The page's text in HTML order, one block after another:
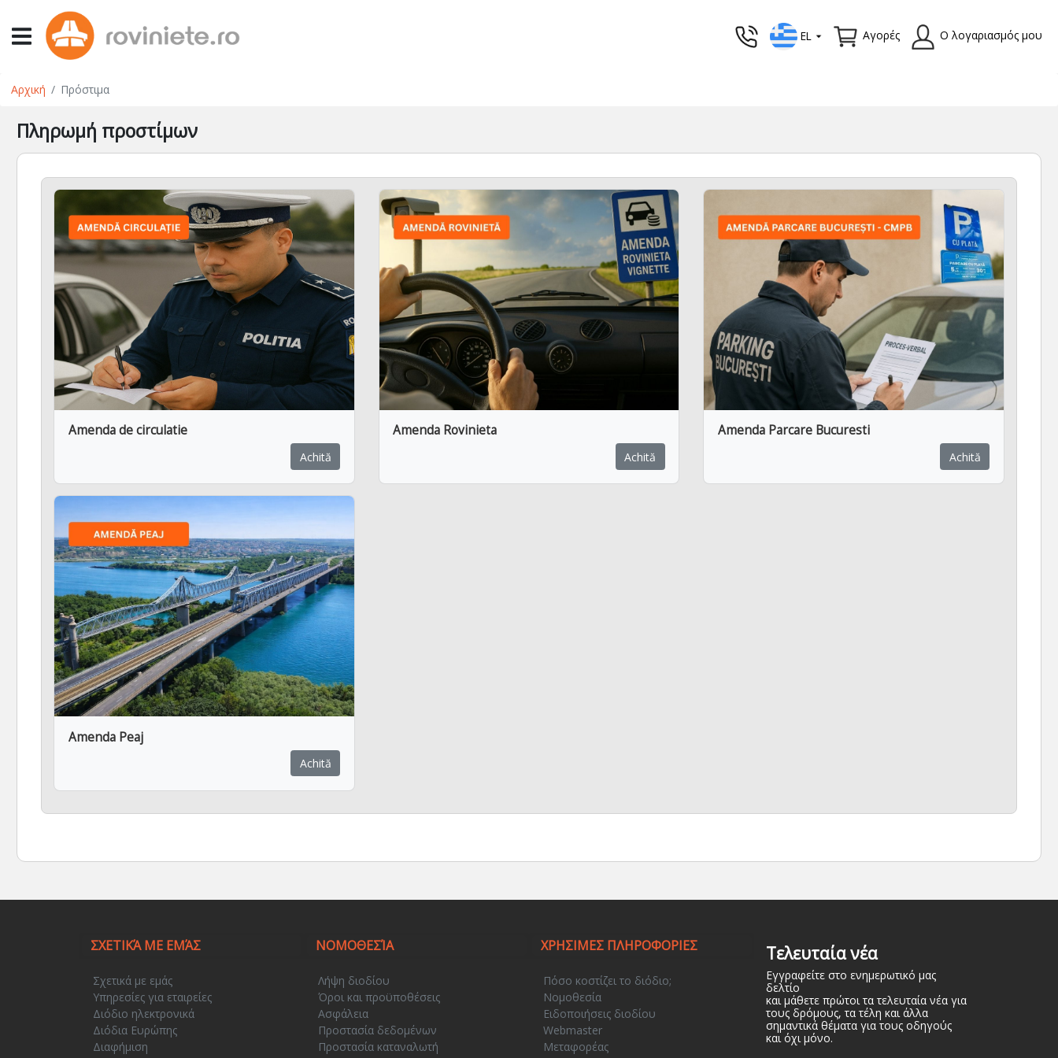
EL Αγορές Ο λογαριασμός μου
Αρχική Πρόστιμα
Πληρωμή προστίμων
Amenda de circulatie
Achită
Amenda Rovinieta
Achită
Amenda Parcare Bucuresti
Achită
Amenda Peaj
Achită
ΣΧΕΤΙΚΆ ΜΕ ΕΜΆΣ
Σχετικά με εμάς
Υπηρεσίες για εταιρείες
Διόδιο ηλεκτρονικά
Διόδια Ευρώπης
Διαφήμιση
ΝΟΜΟΘΕΣΊΑ
Λήψη διοδίου
Όροι και προϋποθέσεις
Ασφάλεια
Προστασία δεδομένων
Προστασία καταναλωτή
ΧΡΗΣΙΜΕΣ ΠΛΗΡΟΦΟΡΙΕΣ
Πόσο κοστίζει το διόδιο;
Νομοθεσία
Ειδοποιήσεις διοδίου
Webmaster
Μεταφορέας
Τελευταία νέα
Εγγραφείτε στο ενημερωτικό μας
δελτίο
και μάθετε πρώτοι τα τελευταία νέα για
τους δρόμους, τα τέλη και άλλα
σημαντικά θέματα για τους οδηγούς
και όχι μόνο.